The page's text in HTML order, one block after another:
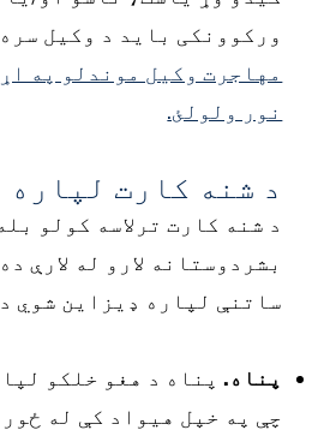
ورکوونکی باید د وکیل سره
مهاجرت وکیل موندلو په اړه
نور ولولئ.
د شنه کارت لپاره د
د شنه کارت ترلاسه کولو بله
بشردوستانه لارو له لارې ده
ساتنې لپاره ډیزاین شوي دي:
پناه.پناه د هغو خلکو
چې په خپل هیواد کې له